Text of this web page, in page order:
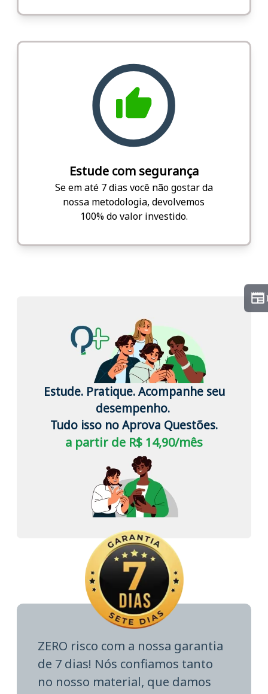
Estude com segurança
Se em até 7 dias você não gostar da
nossa metodologia, devolvemos
100% do valor investido.
Estude. Pratique. Acompanhe seu
desempenho.
Tudo isso no Aprova Questões.
a partir de R$ 14,90/mês
ZERO risco com a nossa garantia
de 7 dias! Nós confiamos tanto
no nosso material, que damos